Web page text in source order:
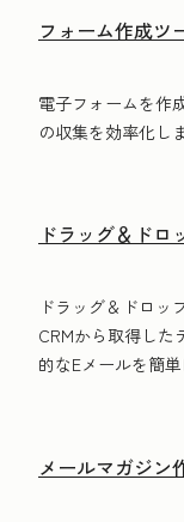
フォーム作成ツ
電子フォームを作
の収集を効率化し
ドラッグ＆ド
ドラッグ＆ドロッ
CRMから取得した
的なEメールを簡
メールマガジン